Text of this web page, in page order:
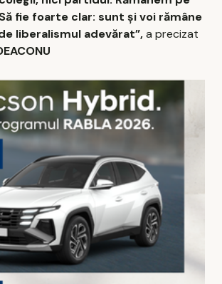
fie foarte clar: sunt și voi rămâne
liberalismul adevărat”,a precizat